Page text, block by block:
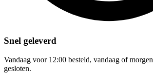
Snel geleverd
Vandaag voor 12:00 besteld, vandaag of
gesloten.